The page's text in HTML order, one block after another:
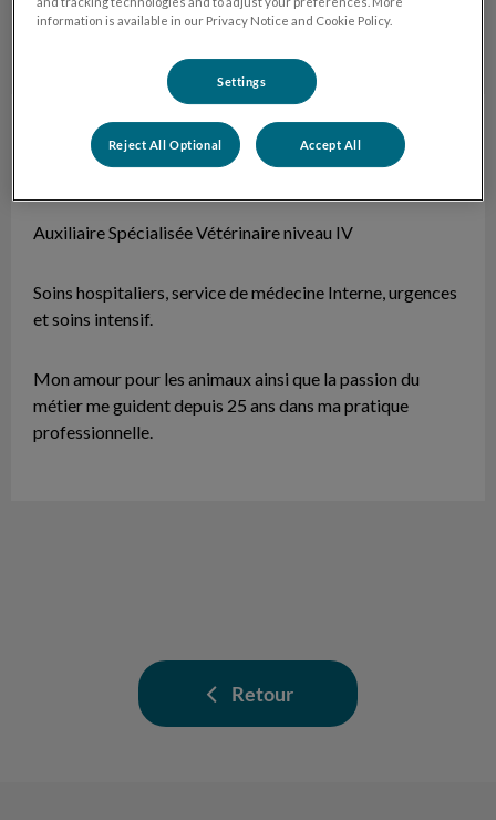
Christiane
Auxiliaire Spécialisée Vétérinaire niveau IV
Soins hospitaliers, service de médecine Interne, urgences
et soins intensif.
Mon amour pour les animaux ainsi que la passion du
métier me guident depuis 25 ans dans ma pratique
professionnelle.
Retour
information is available in our Privacy Notice and Cookie Policy.
Settings
Reject All Optional Accept All